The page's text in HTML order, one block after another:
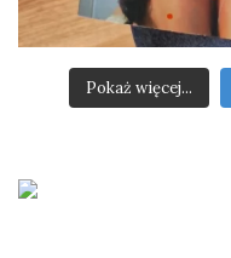
Pokaż więcej...